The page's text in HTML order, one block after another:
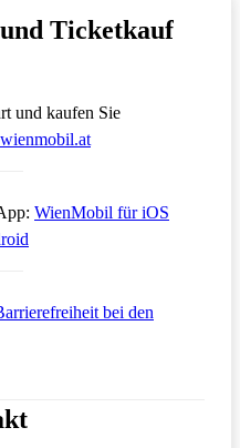
Ticketkauf
und kaufen Sie
Öffnet in einem
WienMobil für iOS
bei den